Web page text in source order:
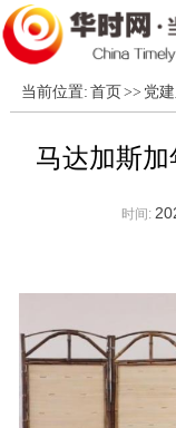
当前位置: 首页 >> 党
马达加斯
时间: